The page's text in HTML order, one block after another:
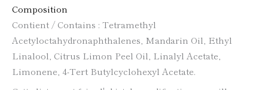
Composition
Contient / Contains : Tetramethyl
Acetyloctahydronaphthalenes, Mandarin Oil, Ethyl
Linalool, Citrus Limon Peel Oil, Linalyl Acetate,
Limonene, 4-Tert Butylcyclohexyl Acetate.